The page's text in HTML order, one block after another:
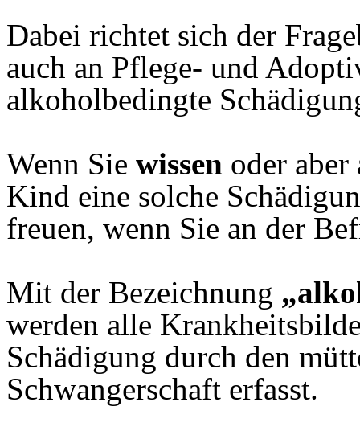
Dabei richtet sich der
auch an Pflege- und
alkoholbedingte
Wenn Sie wissen oder
Kind eine solche
freuen, wenn Sie an der
Mit der Bezeichnung
werden alle
Schädigung durch den
Schwangerschaft erfasst.